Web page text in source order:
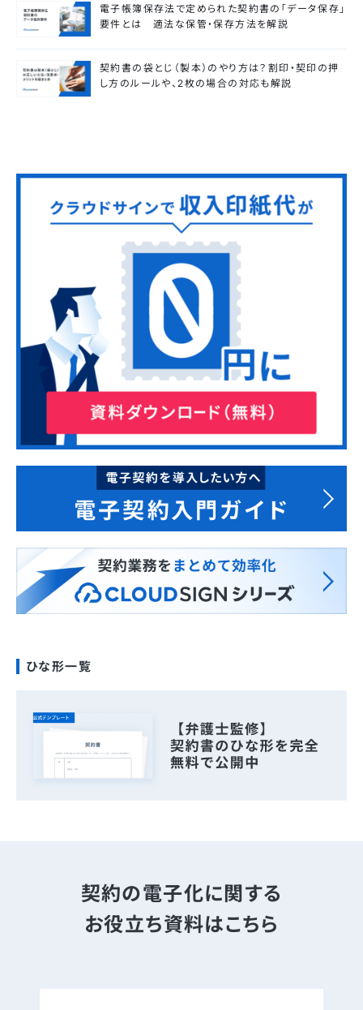
電子帳簿保存法で定められた契約書の「データ保存」
要件とは 適法な保管・保存方法を解説
契約書の袋とじ（製本）のやり方は？割印・契印の押
し方のルールや、2枚の場合の対応も解説
ひな形一覧
契約の電子化に関する
お役立ち資料はこちら